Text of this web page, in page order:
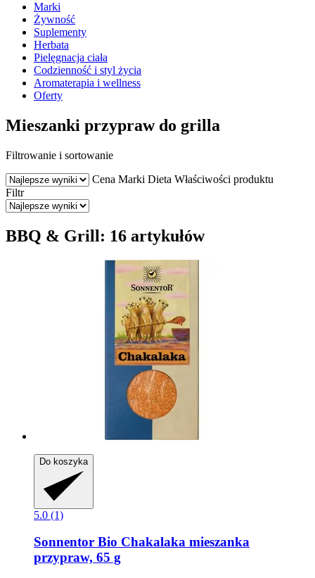
Marki
Żywność
Suplementy
Herbata
Pielęgnacja ciała
Codzienność i styl życia
Aromaterapia i wellness
Oferty
Mieszanki przypraw do grilla
Filtrowanie i sortowanie
Cena Marki Dieta Właściwości produktu
Filtr
BBQ & Grill: 16 artykułów
Do koszyka
5.0 (1)
Sonnentor Bio Chakalaka mieszanka
przypraw, 65 g